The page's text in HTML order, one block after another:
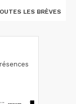
LES BRÈVES